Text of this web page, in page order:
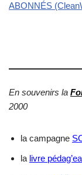
ABONNÉS
En souvenirs la
2000
la campagne
la livre